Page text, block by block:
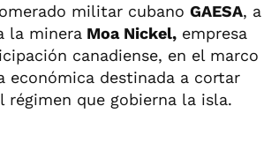
militar cubano GAESA, a
la minera Moa Nickel, empresa
canadiense, en el marco
económica destinada a cortar
régimen que gobierna la isla.